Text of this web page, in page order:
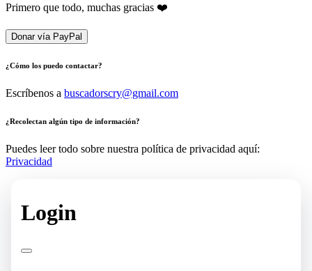
Primero que todo, muchas gracias ❤️
Donar vía PayPal
¿Cómo los puedo contactar?
Escríbenos a buscadorscry@gmail.com
¿Recolectan algún tipo de información?
Puedes leer todo sobre nuestra política de privacidad aquí:
Privacidad
Login